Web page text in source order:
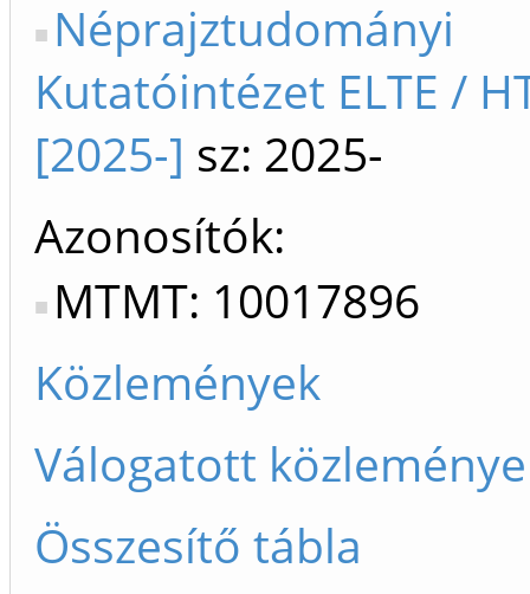
Néprajztudományi
Kutatóintézet ELTE /
[2025-] sz: 2025-
Azonosítók
MTMT: 10017896
Közlemények
Válogatott
Összesítő tábla